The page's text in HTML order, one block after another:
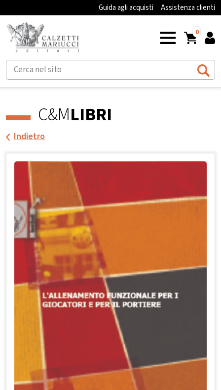
Guida agli acquisti Assistenza clienti
0
C&MLIBRI
Indietro